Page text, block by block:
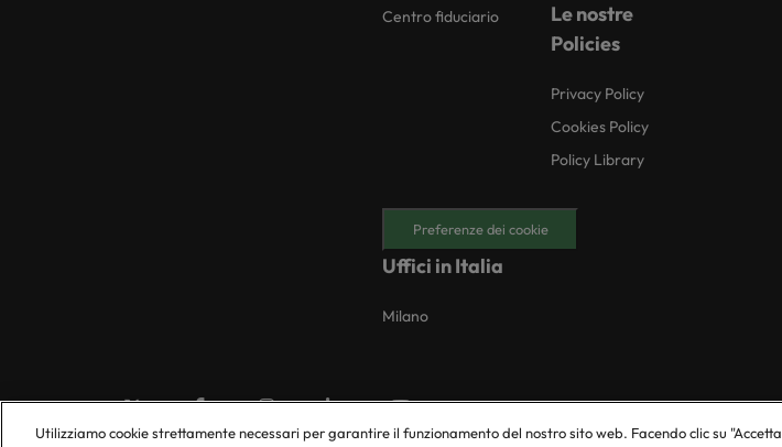
Centro fiduciario
Le nostre
Policies
Privacy Policy
Cookies Policy
Policy Library
Preferenze dei cookie
Uffici in Italia
Milano
Utilizziamo cookie strettamente necessari per garantire il funzionamento del nostro sito web. Facendo clic su "Accetta